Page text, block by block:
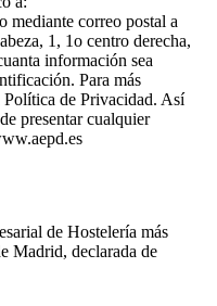
mediante correo postal a
1, 1o centro derecha,
información sea
Para más
de Privacidad. Así
presentar cualquier
de Hostelería más
Madrid, declarada de